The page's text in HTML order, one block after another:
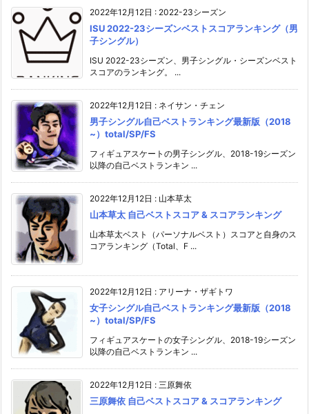
2022年12月12日 : 2022-23シーズン
ISU 2022-23シーズンベストスコアランキング（男
子シングル）
ISU 2022-23シーズン、男子シングル・シーズンベスト
スコアのランキング。 ...
2022年12月12日 : ネイサン・チェン
男子シングル自己ベストランキング最新版（2018
~）total/SP/FS
フィギュアスケートの男子シングル、2018-19シーズン
以降の自己ベストランキン ...
2022年12月12日 : 山本草太
山本草太 自己ベストスコア & スコアランキング
山本草太ベスト（パーソナルベスト）スコアと自身のス
コアランキング（Total、F ...
2022年12月12日 : アリーナ・ザギトワ
女子シングル自己ベストランキング最新版（2018
~）total/SP/FS
フィギュアスケートの女子シングル、2018-19シーズン
以降の自己ベストランキン ...
2022年12月12日 : 三原舞依
三原舞依 自己ベストスコア & スコアランキング